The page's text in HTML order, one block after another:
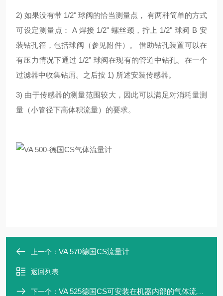
2) 如果没有带 1/2" 球阀的恰当测量点， 有两种简单的方式
可设定测量点： A 焊接 1/2" 螺丝颈，拧上 1/2" 球阀 B 安
装钻孔箍，包括球阀（参见附件）。 借助钻孔装置可以在
有压力情况下通过 1/2" 球阀在现有的管道中钻孔。在一个
过滤器中收集钻屑。之后按 1) 所述安装传感器。
3) 由于传感器的测量范围较大，因此可以满足对消耗量测
量（小管径下高体积流量）的要求。
上一个： VA 570德国CS流量计
返回列表
下一个： VA 525德国CS可安装在机器内部的气体流量计